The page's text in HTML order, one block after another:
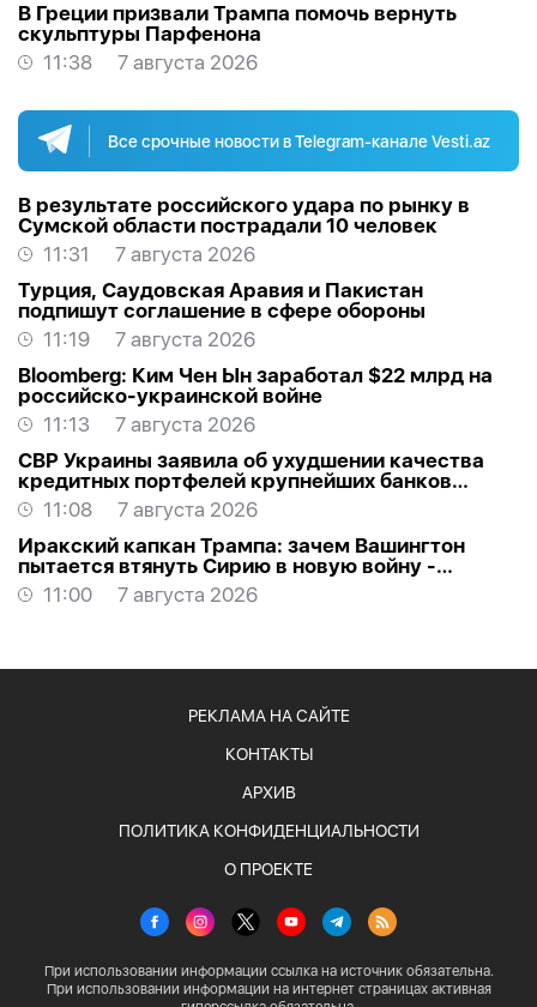
В Греции призвали Трампа помочь вернуть
скульптуры Парфенона
11:38
7 августа 2026
Все срочные новости в Telegram-канале Vesti.az
В результате российского удара по рынку в
Сумской области пострадали 10 человек
11:31
7 августа 2026
Турция, Саудовская Аравия и Пакистан
подпишут соглашение в сфере обороны
11:19
7 августа 2026
Bloomberg: Ким Чен Ын заработал $22 млрд на
российско-украинской войне
11:13
7 августа 2026
СВР Украины заявила об ухудшении качества
кредитных портфелей крупнейших банков
России
11:08
7 августа 2026
Иракский капкан Трампа: зачем Вашингтон
пытается втянуть Сирию в новую войну -
АНАЛИТИКА
11:00 7 августа 2026
РЕКЛАМА НА САЙТЕ
КОНТАКТЫ
АРХИВ
ПОЛИТИКА КОНФИДЕНЦИАЛЬНОСТИ
О ПРОЕКТЕ
При использовании информации ссылка на источник обязательна.
При использовании информации на интернет страницах активная